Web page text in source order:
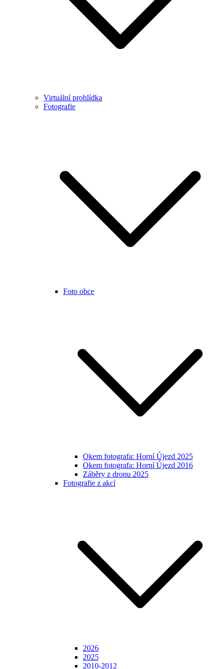
Virtuální prohlídka
Fotografie
Foto obce
Okem fotografa: Horní Újezd 2025
Okem fotografa: Horní Újezd 2016
Záběry z dronu 2025
Fotografie z akcí
2026
2025
2010-2012